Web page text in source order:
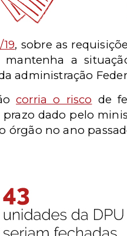
, sobre as
a
administração
corria o risco de
prazo dado pelo
órgão no ano